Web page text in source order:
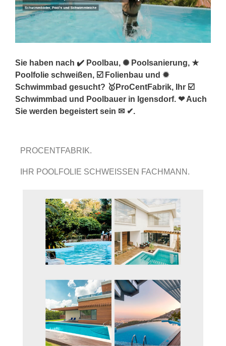
Sie haben nach ✔️ Poolbau, ✺ Poolsanierung, ★
Poolfolie schweißen, ☑️ Folienbau und ✹
Schwimmbad gesucht? 🥇ProCentFabrik, Ihr ☑️
Schwimmbad und Poolbauer in Igensdorf. ❤ Auch
Sie werden begeistert sein ✉ ✔.
PROCENTFABRIK.
IHR POOLFOLIE SCHWEISSEN FACHMANN.